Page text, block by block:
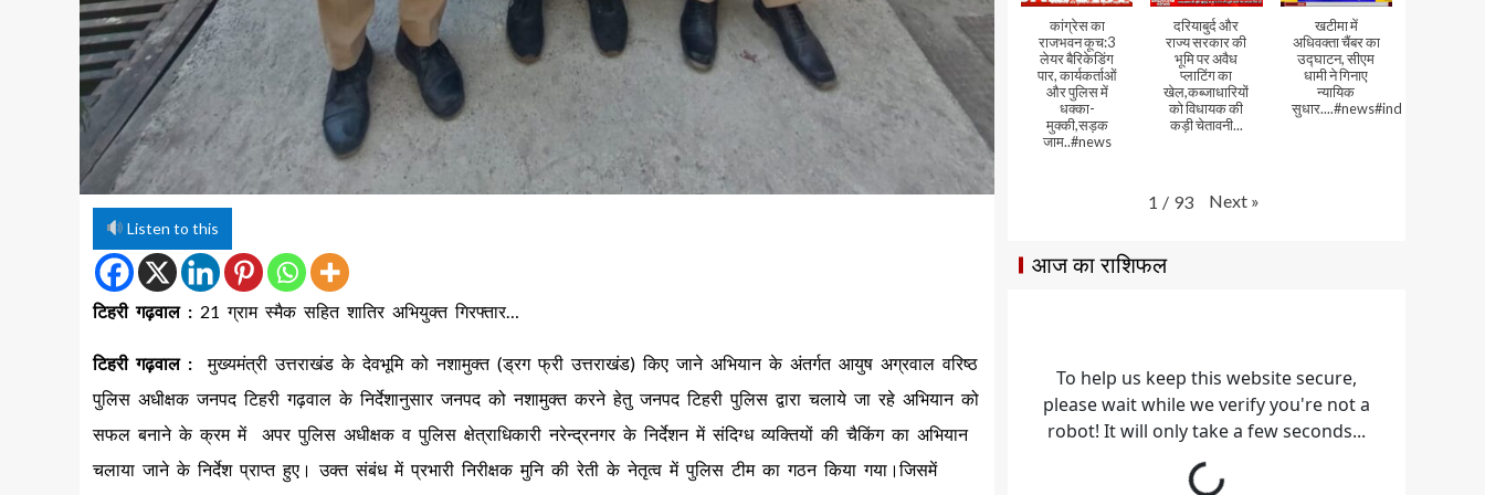
Listen to this
टिहरी गढ़वाल : 21 ग्राम स्मैक सहित शातिर अभियुक्त गिरफ्तार…
टिहरी गढ़वाल : मुख्यमंत्री उत्तराखंड के देवभूमि को नशामुक्त (ड्रग फ्री उत्तराखंड) किए जाने अभियान के अंतर्गत आयुष अग्रवाल वरिष्ठ
पुलिस अधीक्षक जनपद टिहरी गढ़वाल के निर्देशानुसार जनपद को नशामुक्त करने हेतु जनपद टिहरी पुलिस द्वारा चलाये जा रहे अभियान को
सफल बनाने के क्रम में अपर पुलिस अधीक्षक व पुलिस क्षेत्राधिकारी नरेन्द्रनगर के निर्देशन में संदिग्ध व्यक्तियों की चैकिंग का अभियान
चलाया जाने के निर्देश प्राप्त हुए। उक्त संबंध में प्रभारी निरीक्षक मुनि की रेती के नेतृत्व में पुलिस टीम का गठन किया गया।जिसमें
कांग्रेस का
राजभवन कूच:3
लेयर बैरिकेडिंग
पार, कार्यकर्ताओं
और पुलिस में
धक्का-
मुक्की,सड़क
जाम..#news
दरियाबुर्द और
राज्य सरकार की
भूमि पर अवैध
प्लाटिंग का
खेल,कब्जाधारियों
को विधायक की
कड़ी चेतावनी...
खटीमा में
अधिवक्ता चैंबर का
उद्घाटन, सीएम
धामी ने गिनाए
न्यायिक
सुधार....#news#india#video
1 / 93 Next »
आज का राशिफल